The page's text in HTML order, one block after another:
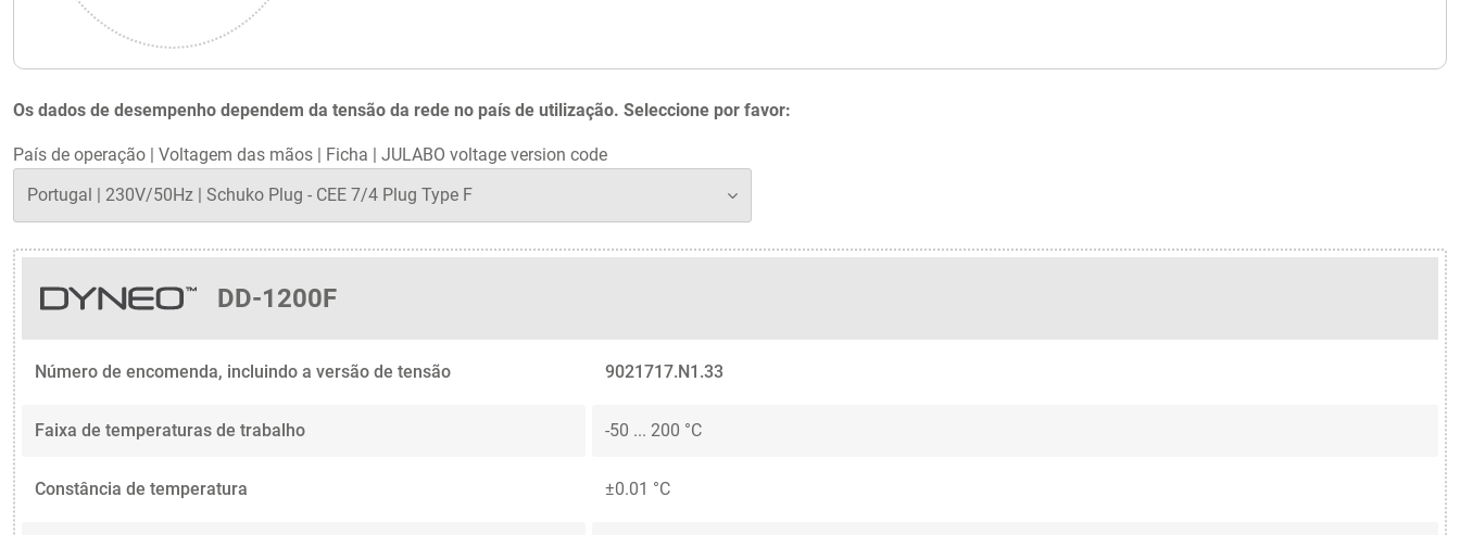
Os dados de desempenho dependem da tensão da rede no país de utilização. Seleccione por favor:
País de operação | Voltagem das mãos | Ficha | JULABO voltage version code
DD-1200F
Número de encomenda, incluindo a versão de tensão 9021717.N1.33
Faixa de temperaturas de trabalho -50 ... 200 °C
Constância de temperatura ±0.01 °C